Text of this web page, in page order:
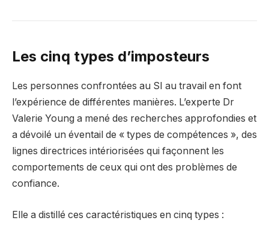
Les cinq types d’imposteurs
Les personnes confrontées au SI au travail en font
l’expérience de différentes manières. L’experte Dr
Valerie Young a mené des recherches approfondies et
a dévoilé un éventail de « types de compétences », des
lignes directrices intériorisées qui façonnent les
comportements de ceux qui ont des problèmes de
confiance.
Elle a distillé ces caractéristiques en cinq types :